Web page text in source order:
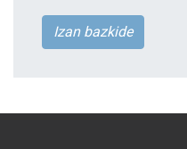
Izan bazkide